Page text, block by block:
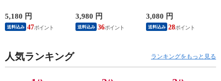
遮光 暑さ対策 日除
け 車用サンシェード
自動収縮 SS03 1個入
5,180 円
送料込み 47
パクト 日傘 完全遮
光 遮熱 晴雨兼用 日
焼け防止 レディース
収納ポーチ ブラック
3,980 円
送料込み 36
ズキャンセリング 自
動ペアリング ブルー
トゥース 無線イヤホ
ブラック×オレンジ 1
3,080 円
送料込み 28
人気ランキング ランキングをもっと見る